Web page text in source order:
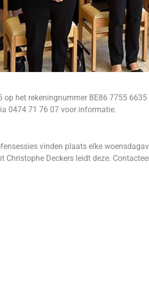
het rekeningnummer BE86 7755
0474 71 76 07 voor informatie.
vinden plaats elke
Christophe Deckers leidt deze.